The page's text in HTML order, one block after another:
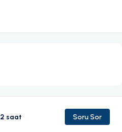
2 saat Soru Sor